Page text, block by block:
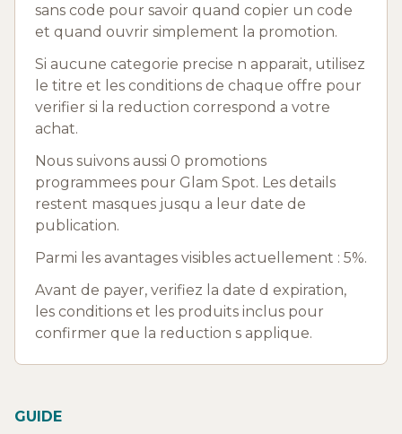
sans code pour savoir quand copier un code
et quand ouvrir simplement la promotion.
Si aucune categorie precise n apparait, utilisez
le titre et les conditions de chaque offre pour
verifier si la reduction correspond a votre
achat.
Nous suivons aussi 0 promotions
programmees pour Glam Spot. Les details
restent masques jusqu a leur date de
publication.
Parmi les avantages visibles actuellement : 5%.
Avant de payer, verifiez la date d expiration,
les conditions et les produits inclus pour
confirmer que la reduction s applique.
GUIDE